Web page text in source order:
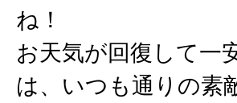
ね！
お天気が回復して一
は、いつも通りの素